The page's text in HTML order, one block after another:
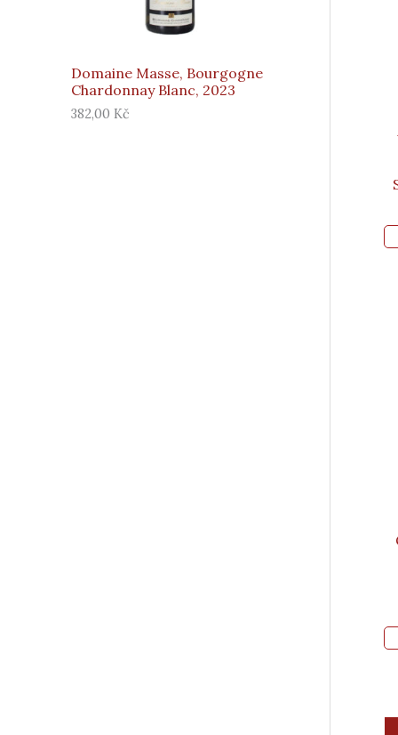
U
Domaine Masse, Bourgogne
Chardonnay Blanc, 2023
382,00 Kč